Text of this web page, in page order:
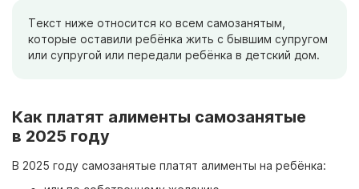
Текст ниже относится ко всем самозанятым,
которые оставили ребёнка жить с бывшим супругом
или супругой или передали ребёнка в детский дом.
Как платят алименты самозанятые
в 2025 году
В 2025 году самозанятые платят алименты на ребёнка: